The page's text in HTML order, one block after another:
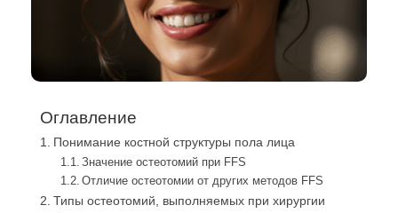
Оглавление
Понимание костной структуры пола лица
Значение остеотомий при FFS
Отличие остеотомии от других методов FFS
Типы остеотомий, выполняемых при хирургии